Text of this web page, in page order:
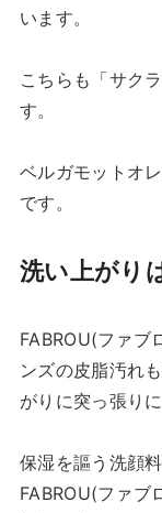
います。
こちらも「サク
す。
ベルガモットオ
です。
洗い上がり
FABROU(ファブ
ンズの皮脂汚れ
がりに突っ張りに
保湿を謳う洗顔
FABROU(ファブ